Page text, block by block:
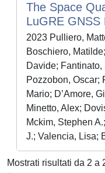
The Space
LuGRE GNSS
2023 Pulliero,
Boschiero,
Davide;
Pozzobon, Oscar;
Mario; D’Amore,
Minetto, Alex;
Mckim, Stephen
J.; Valencia, Lisa;
Mostrati risultati da 2 a